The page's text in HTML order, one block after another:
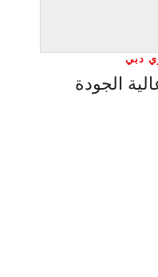
دبي
الجودة